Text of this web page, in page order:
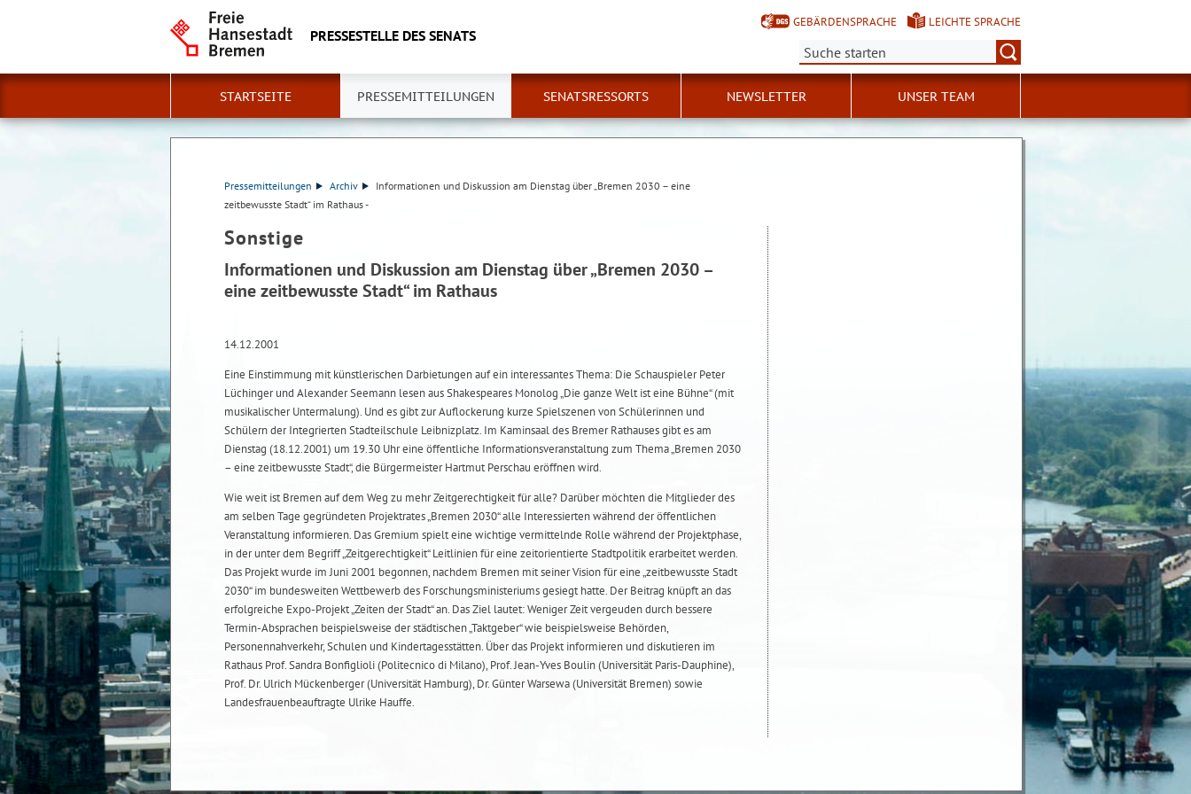
PRESSESTELLE DES SENATS
GEBÄRDENSPRACHE
LEICHTE SPRACHE
Suche:
STARTSEITE PRESSEMITTEILUNGEN SENATSRESSORTS NEWSLETTER UNSER TEAM
Pressemitteilungen Archiv
Informationen und Diskussion am Dienstag über „Bremen 2030 – eine
zeitbewusste Stadt“ im Rathaus -
Sonstige
Informationen und Diskussion am Dienstag über „Bremen 2030 –
eine zeitbewusste Stadt“ im Rathaus
14.12.2001
Eine Einstimmung mit künstlerischen Darbietungen auf ein interessantes Thema: Die Schauspieler Peter
Lüchinger und Alexander Seemann lesen aus Shakespeares Monolog „Die ganze Welt ist eine Bühne“ (mit
musikalischer Untermalung). Und es gibt zur Auflockerung kurze Spielszenen von Schülerinnen und
Schülern der Integrierten Stadteilschule Leibnizplatz. Im Kaminsaal des Bremer Rathauses gibt es am
Dienstag (18.12.2001) um 19.30 Uhr eine öffentliche Informationsveranstaltung zum Thema „Bremen 2030
– eine zeitbewusste Stadt“, die Bürgermeister Hartmut Perschau eröffnen wird.
Wie weit ist Bremen auf dem Weg zu mehr Zeitgerechtigkeit für alle? Darüber möchten die Mitglieder des
am selben Tage gegründeten Projektrates „Bremen 2030“ alle Interessierten während der öffentlichen
Veranstaltung informieren. Das Gremium spielt eine wichtige vermittelnde Rolle während der Projektphase,
in der unter dem Begriff „Zeitgerechtigkeit“ Leitlinien für eine zeitorientierte Stadtpolitik erarbeitet werden.
Das Projekt wurde im Juni 2001 begonnen, nachdem Bremen mit seiner Vision für eine „zeitbewusste Stadt
2030“ im bundesweiten Wettbewerb des Forschungsministeriums gesiegt hatte. Der Beitrag knüpft an das
erfolgreiche Expo-Projekt „Zeiten der Stadt“ an. Das Ziel lautet: Weniger Zeit vergeuden durch bessere
Termin-Absprachen beispielsweise der städtischen „Taktgeber“ wie beispielsweise Behörden,
Personennahverkehr, Schulen und Kindertagesstätten. Über das Projekt informieren und diskutieren im
Rathaus Prof. Sandra Bonfiglioli (Politecnico di Milano), Prof. Jean-Yves Boulin (Universität Paris-Dauphine),
Prof. Dr. Ulrich Mückenberger (Universität Hamburg), Dr. Günter Warsewa (Universität Bremen) sowie
Landesfrauenbeauftragte Ulrike Hauffe.